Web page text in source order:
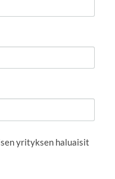
yrityksen haluaisit